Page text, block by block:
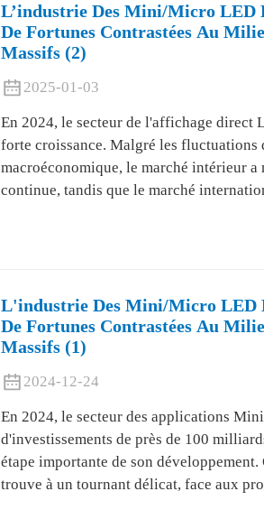
L’industrie Des Mini/micro LED
De Fortunes Contrastées Au
Massifs (2)
2025-01-03
En 2024, le secteur de l'affichage direct
forte croissance. Malgré les fluctuations
macroéconomique, le marché intérieur a
continue, tandis que le marché
L'industrie Des Mini/micro LED
De Fortunes Contrastées Au
Massifs (1)
2024-12-24
En 2024, le secteur des applications
d'investissements de près de 100
étape importante de son
trouve à un tournant délicat, face aux